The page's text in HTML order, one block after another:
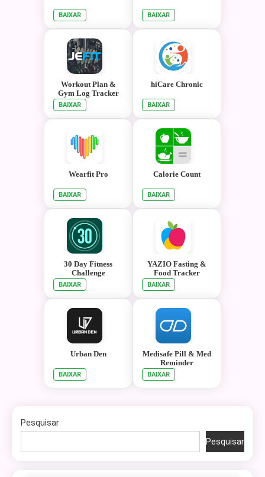
BAIXAR BAIXAR
Workout Plan &
Gym Log Tracker
BAIXAR
hiCare Chronic
BAIXAR
Wearfit Pro
BAIXAR
Calorie Count
BAIXAR
30 Day Fitness
Challenge
BAIXAR
YAZIO Fasting &
Food Tracker
BAIXAR
Urban Den
BAIXAR
Medisafe Pill & Med
Reminder
BAIXAR
Pesquisar
Pesquisar